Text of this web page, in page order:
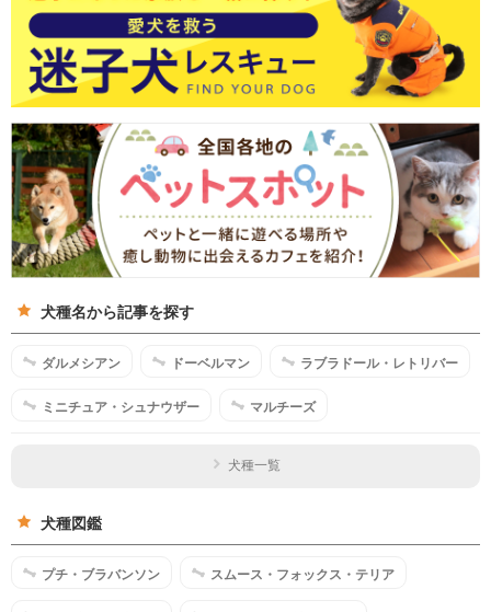
犬種名から記事を探す
ダルメシアン ドーベルマン ラブラドール・レトリバー
ミニチュア・シュナウザー マルチーズ
犬種一覧
犬種図鑑
プチ・ブラバンソン スムース・フォックス・テリア